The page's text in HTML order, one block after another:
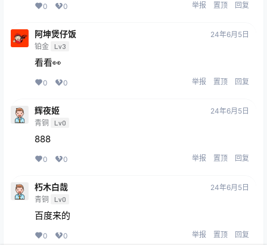
0 0 举报 置顶 回复
阿坤煲仔饭
铂金 Lv3
24年6月5日
看看👀
0 0 举报 置顶 回复
辉夜姬
青铜 Lv0
24年6月5日
888
0 0 举报 置顶 回复
朽木白哉
青铜 Lv0
24年6月5日
百度来的
0 0 举报 置顶 回复